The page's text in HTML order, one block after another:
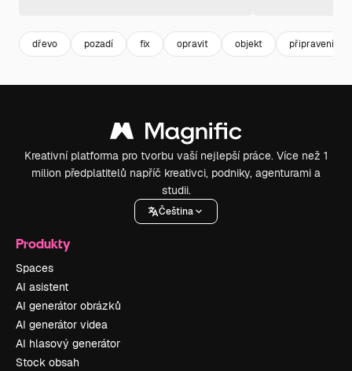
dřevo pozadí fix opravit objekt připravení
Kreativní platforma pro tvorbu vaší nejlepší práce. Více než 1
milion předplatitelů napříč kreativci, podniky, agenturami a
studii.
Čeština
Produkty
Spaces
AI asistent
AI generátor obrázků
AI generátor videa
AI hlasový generátor
Stock obsah